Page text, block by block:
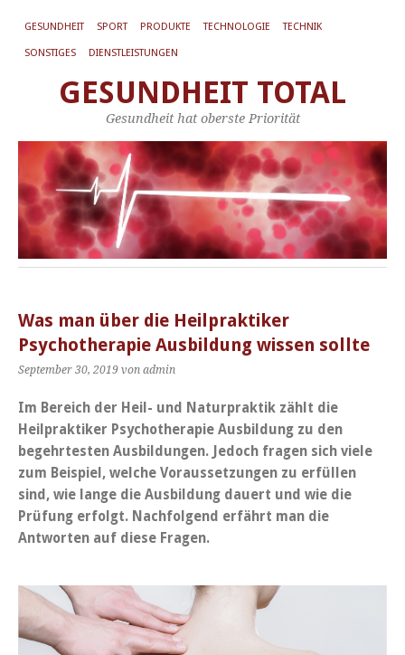
GESUNDHEIT SPORT PRODUKTE TECHNOLOGIE TECHNIK
SONSTIGES DIENSTLEISTUNGEN
GESUNDHEIT TOTAL
Gesundheit hat oberste Priorität
Was man über die Heilpraktiker
Psychotherapie Ausbildung wissen sollte
September 30, 2019 von admin
Im Bereich der Heil- und Naturpraktik zählt die
Heilpraktiker Psychotherapie Ausbildung zu den
begehrtesten Ausbildungen. Jedoch fragen sich viele
zum Beispiel, welche Voraussetzungen zu erfüllen
sind, wie lange die Ausbildung dauert und wie die
Prüfung erfolgt. Nachfolgend erfährt man die
Antworten auf diese Fragen.